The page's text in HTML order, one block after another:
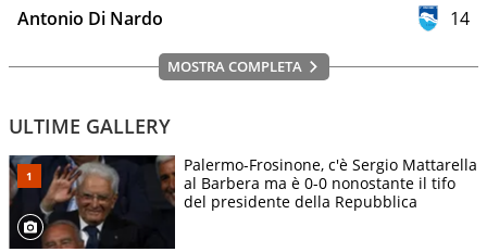
Antonio Di Nardo 14
MOSTRA COMPLETA
ULTIME GALLERY
Palermo-Frosinone, c'è Sergio Mattarella
al Barbera ma è 0-0 nonostante il tifo
del presidente della Repubblica